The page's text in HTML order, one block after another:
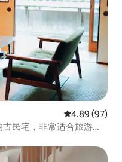
平均评分 4.89
4.89 (97)
民宅，非常适合旅游观